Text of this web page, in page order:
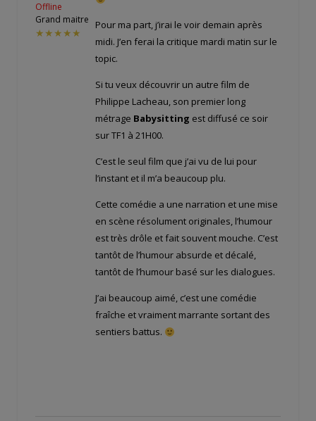
Offline
Grand maitre
★★★★★
Pour ma part, j’irai le voir demain après
midi. J’en ferai la critique mardi matin sur le
topic.
Si tu veux découvrir un autre film de
Philippe Lacheau, son premier long
métrage Babysitting est diffusé ce soir
sur TF1 à 21H00.
C’est le seul film que j’ai vu de lui pour
l’instant et il m’a beaucoup plu.
Cette comédie a une narration et une mise
en scène résolument originales, l’humour
est très drôle et fait souvent mouche. C’est
tantôt de l’humour absurde et décalé,
tantôt de l’humour basé sur les dialogues.
J’ai beaucoup aimé, c’est une comédie
fraîche et vraiment marrante sortant des
sentiers battus.